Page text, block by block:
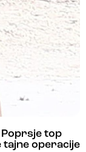
Poprsje top
tajne operacije